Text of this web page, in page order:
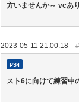
方いませんか～ vcあ
2023-05-11 21:00:18
PS4
スト6に向けて練習中